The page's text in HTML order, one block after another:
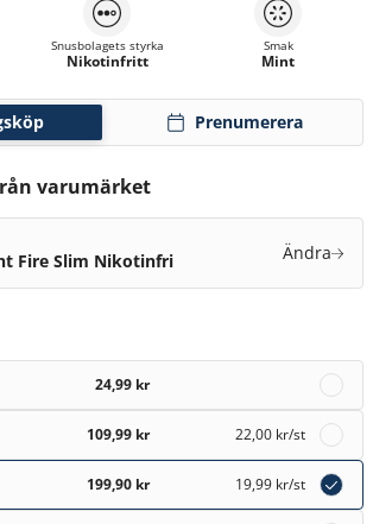
Prenumerera
Snusbolagets styrka
Nikotinfritt
Smak
Mint
varumärket
Fire Slim Nikotinfri Ändra
24,99 kr
109,99 kr 22,00 kr/st
199,90 kr 19,99 kr/st